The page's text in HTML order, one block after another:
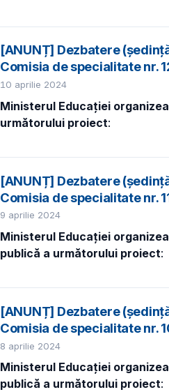
[ANUNȚ] Dezbatere
Comisia de specialitate nr.
10 aprilie 2024
Ministerul Educației
următorului proiect:
[ANUNȚ] Dezbatere
Comisia de specialitate nr.
9 aprilie 2024
Ministerul Educației
publică a următorului proiect:
[ANUNȚ] Dezbatere
Comisia de specialitate nr.
8 aprilie 2024
Ministerul Educației
publică a următorului proiect: